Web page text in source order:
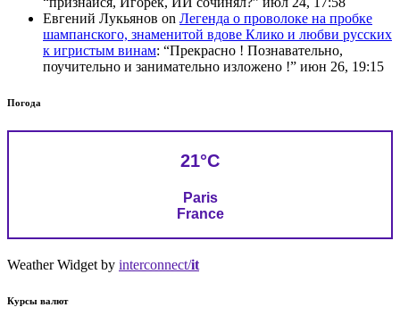
Евгений Лукьянов on Легенда о проволоке на пробке
шампанского, знаменитой вдове Клико и любви русских
к игристым винам: “Прекрасно ! Познавательно,
поучительно и занимательно изложено !” июн 26, 19:15
Погода
21°C
Paris
France
Weather Widget by interconnect/it
Курсы валют